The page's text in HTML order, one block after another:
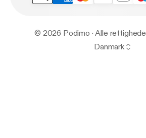
© 2026 Podimo · Alle
Danmark